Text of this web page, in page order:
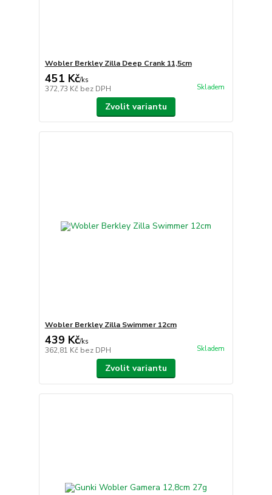
Wobler Berkley Zilla Deep Crank 11,5cm
451 Kč/ks
372,73 Kč bez DPH Skladem
Zvolit variantu
Wobler Berkley Zilla Swimmer 12cm
439 Kč/ks
362,81 Kč bez DPH Skladem
Zvolit variantu